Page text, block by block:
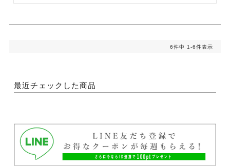
6件中 1-6件表示
最近チェックした商品